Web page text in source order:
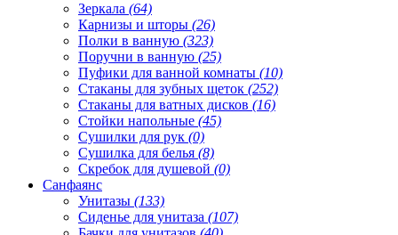
Зеркала (64)
Карнизы и шторы (26)
Полки в ванную (323)
Поручни в ванную (25)
Пуфики для ванной комнаты (10)
Стаканы для зубных щеток (252)
Стаканы для ватных дисков (16)
Стойки напольные (45)
Сушилки для рук (0)
Сушилка для белья (8)
Скребок для душевой (0)
Санфаянс
Унитазы (133)
Сиденье для унитаза (107)